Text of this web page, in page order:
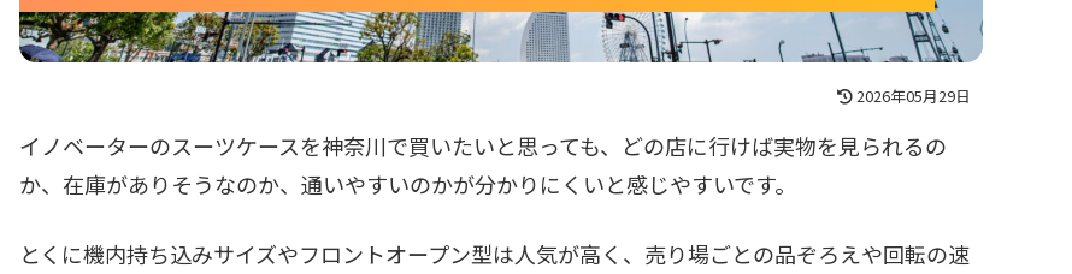
2026年05月29日
イノベーターのスーツケースを神奈川で買いたいと思っても、どの店に行けば実物を見られるの
か、在庫がありそうなのか、通いやすいのかが分かりにくいと感じやすいです。
とくに機内持ち込みサイズやフロントオープン型は人気が高く、売り場ごとの品ぞろえや回転の速